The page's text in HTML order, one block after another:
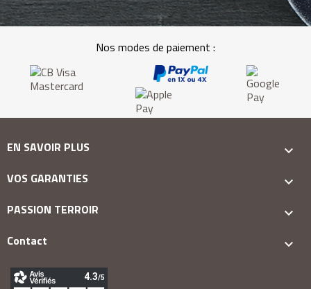
Nos modes de paiement :
EN SAVOIR PLUS

VOS GARANTIES

PASSION TERROIR

Contact
